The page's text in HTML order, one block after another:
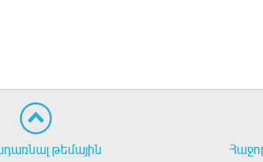
թեմային